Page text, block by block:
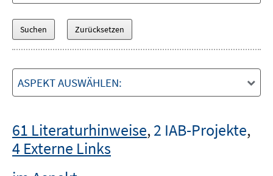
ASPEKT AUSWÄHLEN:
61 Literaturhinweise,2 IAB-Projekte,
4 Externe Links